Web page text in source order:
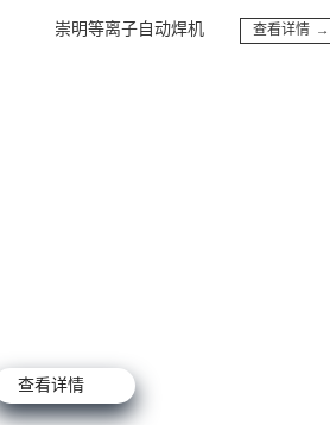
查看详情 →
崇明等离子自动焊机
查看详情